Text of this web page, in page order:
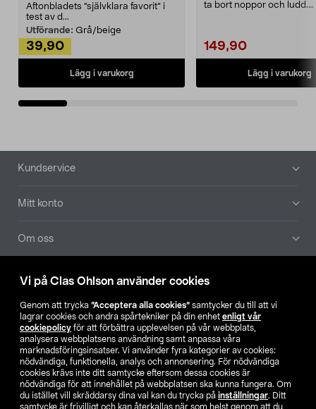
Vi på Clas Ohlson använder cookies
Genom att trycka ”Acceptera alla cookies” samtycker du till att vi
lagrar cookies och andra spårtekniker på din enhet enligt vår
cookiepolicy för att förbättra upplevelsen på vår webbplats,
analysera webbplatsens användning samt anpassa våra
marknadsföringsinsatser. Vi använder fyra kategorier av cookies:
nödvändiga, funktionella, analys och annonsering. För nödvändiga
cookies krävs inte ditt samtycke eftersom dessa cookies är
nödvändiga för att innehållet på webbplatsen ska kunna fungera. Om
du istället vill skräddarsy dina val kan du trycka på inställningar. Ditt
samtycke är frivilligt och kan återkallas när som helst genom att du
Aftonbladets "självklara favorit” i
test av d...
Utförande: Grå/beige
39,90
Lägg i varukorg
ta bort noppor och ludd.
149,90
Lägg i varukorg
Sidfot
Kundservice
Mitt konto
Om oss
Aktuellt
Våra bolag
Hitta butik
SE NO FI